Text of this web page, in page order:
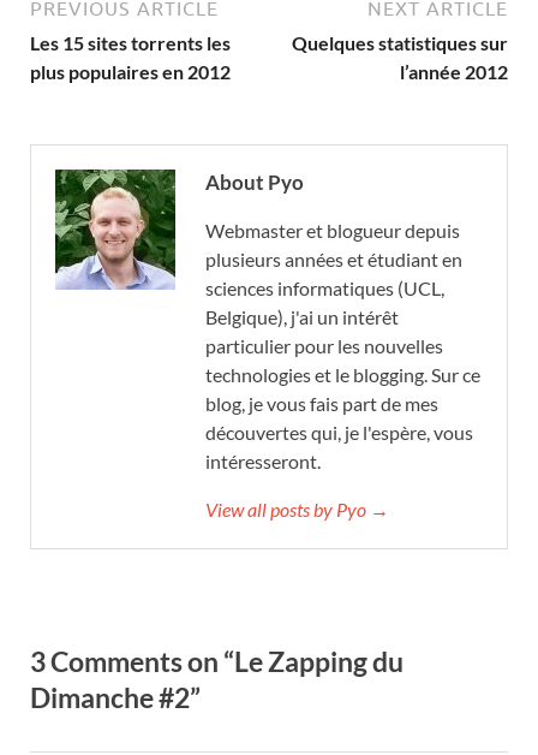
PREVIOUS ARTICLE
Les 15 sites torrents les
plus populaires en 2012
NEXT ARTICLE
Quelques statistiques sur
l’année 2012
About Pyo
Webmaster et blogueur depuis
plusieurs années et étudiant en
sciences informatiques (UCL,
Belgique), j'ai un intérêt
particulier pour les nouvelles
technologies et le blogging. Sur ce
blog, je vous fais part de mes
découvertes qui, je l'espère, vous
intéresseront.
View all posts by Pyo →
3 Comments on “Le Zapping du
Dimanche #2”